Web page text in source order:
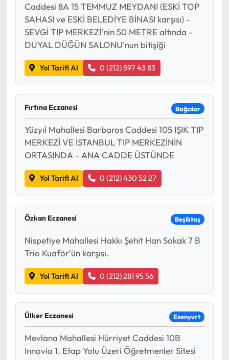
Caddesi 8A 15 TEMMUZ MEYDANI (ESKİ TOP
SAHASI ve ESKİ BELEDİYE BİNASI karşısı) -
SEVGİ TIP MERKEZİ'nin 50 METRE altında -
DUYAL DÜĞÜN SALONU'nun bitişiği
Yol Tarifi Al 0 (212) 597 43 83
Fırtına Eczanesi Bağcılar
Yüzyıl Mahallesi Barbaros Caddesi 105 IŞIK TIP
MERKEZİ VE İSTANBUL TIP MERKEZİNİN
ORTASINDA - ANA CADDE ÜSTÜNDE
Yol Tarifi Al 0 (212) 430 52 27
Özkan Eczanesi Beşiktaş
Nispetiye Mahallesi Hakkı Şehit Han Sokak 7 B
Trio Kuaför'ün karşısı.
Yol Tarifi Al 0 (212) 281 95 56
Ülker Eczanesi Esenyurt
Mevlana Mahallesi Hürriyet Caddesi 10B
Innovia 1. Etap Yolu Üzeri Öğretmenler Sitesi